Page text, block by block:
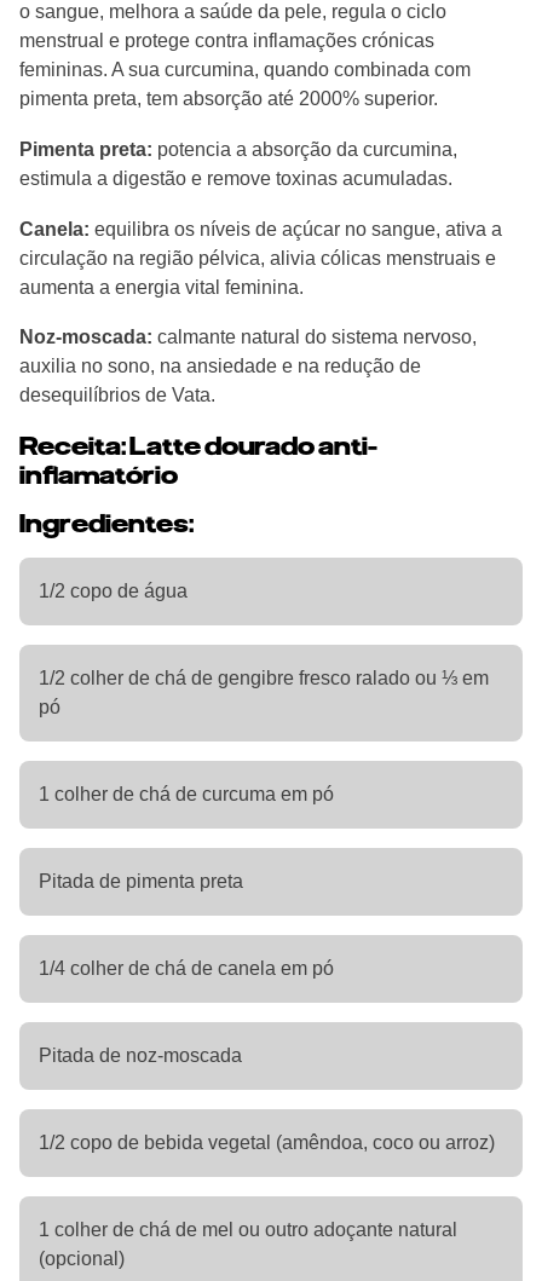
o sangue, melhora a saúde da pele, regula o ciclo
menstrual e protege contra inflamações crónicas
femininas. A sua curcumina, quando combinada com
pimenta preta, tem absorção até 2000% superior.
Pimenta preta: potencia a absorção da curcumina,
estimula a digestão e remove toxinas acumuladas.
Canela: equilibra os níveis de açúcar no sangue, ativa a
circulação na região pélvica, alivia cólicas menstruais e
aumenta a energia vital feminina.
Noz-moscada: calmante natural do sistema nervoso,
auxilia no sono, na ansiedade e na redução de
desequilíbrios de Vata.
Receita: Latte dourado anti-
inflamatório
Ingredientes:
1/2 copo de água
1/2 colher de chá de gengibre fresco ralado ou ⅓ em
pó
1 colher de chá de curcuma em pó
Pitada de pimenta preta
1/4 colher de chá de canela em pó
Pitada de noz-moscada
1/2 copo de bebida vegetal (amêndoa, coco ou arroz)
1 colher de chá de mel ou outro adoçante natural
(opcional)